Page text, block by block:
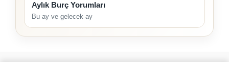
Aylık Burç Yorumları
Bu ay ve gelecek ay